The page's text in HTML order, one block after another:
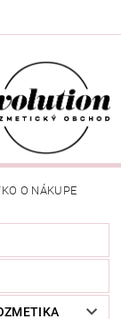
O NÁKUPE